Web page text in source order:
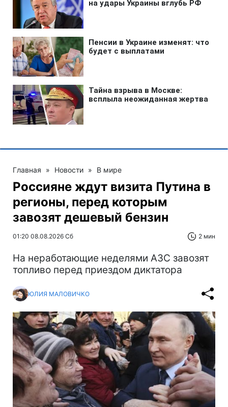
Главная » Новости » В мире
Россияне ждут визита Путина в
регионы, перед которым
завозят дешевый бензин
01:20 08.08.2026 Сб 2 мин
На неработающие неделями АЗС завозят
топливо перед приездом диктатора
ЮЛИЯ МАЛОВИЧКО